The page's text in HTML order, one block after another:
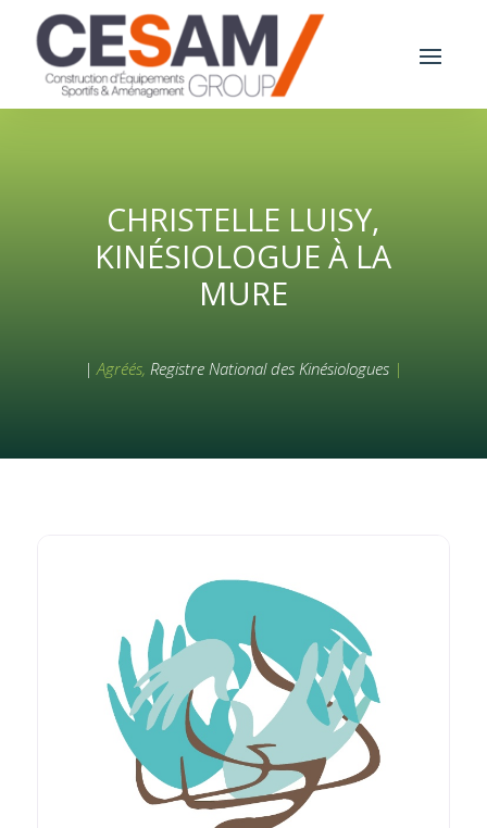
CHRISTELLE LUISY,
KINÉSIOLOGUE À LA
MURE
|Agréés, Registre National des Kinésiologues |